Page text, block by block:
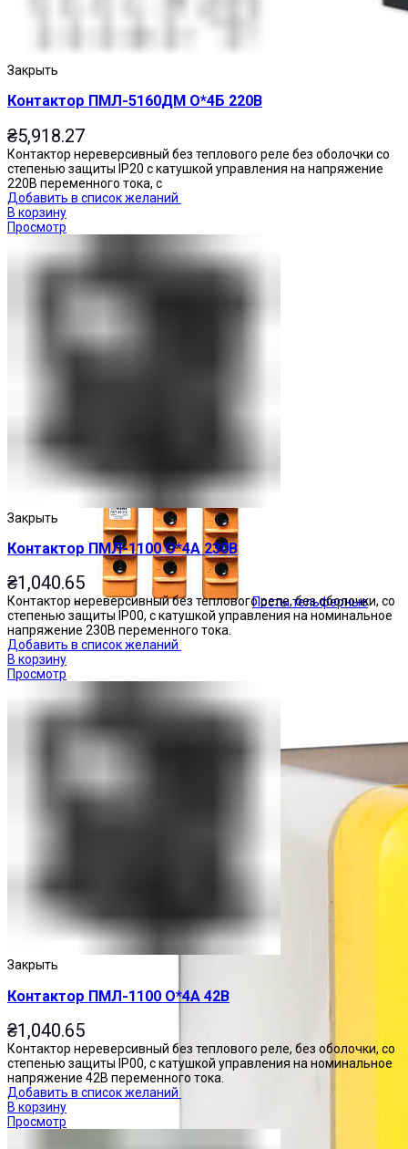
Кнопочные посты
Посты тельферные
Закрыть
Контактор ПМЛ-5160ДМ О*4Б 220В
₴5,918.27
Контактор нереверсивный без теплового реле без оболочки со
степенью защиты IP20 с катушкой управления на напряжение
220В переменного тока, с
Добавить в список желаний
В корзину
Просмотр
Закрыть
Контактор ПМЛ-1100 О*4А 230В
₴1,040.65
Контактор нереверсивный без теплового реле, без оболочки, со
степенью защиты IP00, с катушкой управления на номинальное
напряжение 230В переменного тока.
Добавить в список желаний
В корзину
Просмотр
Закрыть
Контактор ПМЛ-1100 О*4А 42В
₴1,040.65
Контактор нереверсивный без теплового реле, без оболочки, со
степенью защиты IP00, с катушкой управления на номинальное
напряжение 42В переменного тока.
Добавить в список желаний
В корзину
Просмотр